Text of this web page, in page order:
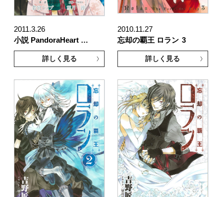
2011.3.26
小説 PandoraHeart …
詳しく見る
2010.11.27
忘却の覇王 ロラン 3
詳しく見る